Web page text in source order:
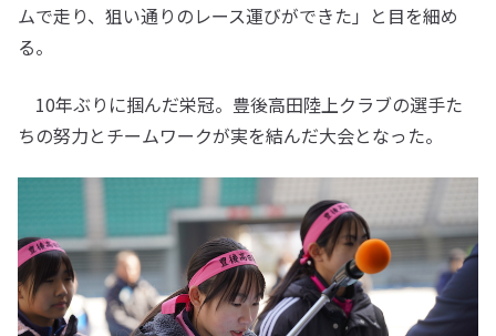
ムで走り、狙い通りのレース運びができた」と目を細め
る。
10年ぶりに掴んだ栄冠。豊後高田陸上クラブの選手た
ちの努力とチームワークが実を結んだ大会となった。